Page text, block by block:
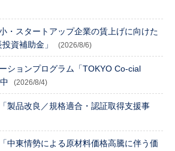
小・スタートアップ企業の賃上げに向けた
資補助金」
(2026/8/6)
ションプログラム「TOKYO Co-cial
(2026/8/4)
「製品改良／規格適合・認証取得支援事
「中東情勢による原材料価格高騰に伴う価